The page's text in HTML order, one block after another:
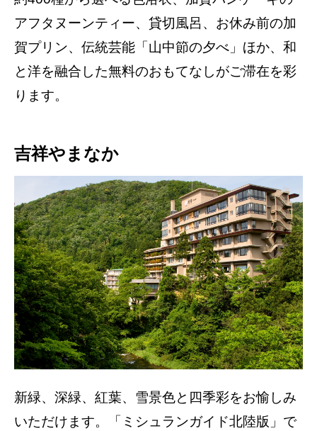
アフタヌーンティー、貸切風呂、お休み前の加
賀プリン、伝統芸能「山中節の夕べ」ほか、和
と洋を融合した無料のおもてなしがご滞在を彩
ります。
吉祥やまなか
新緑、深緑、紅葉、雪景色と四季彩をお愉しみ
いただけます。「ミシュランガイド北陸版」で